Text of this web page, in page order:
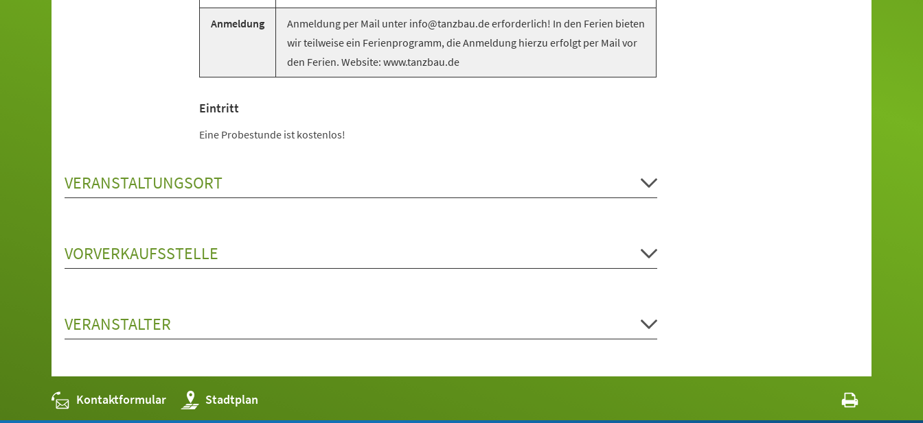
Anmeldung
Anmeldung per Mail unter info@tanzbau.de erforderlich! In den Ferien bieten
wir teilweise ein Ferienprogramm, die Anmeldung hierzu erfolgt per Mail vor
den Ferien. Website: www.tanzbau.de
Eintritt
Eine Probestunde ist kostenlos!
VERANSTALTUNGSORT
VORVERKAUFSSTELLE
VERANSTALTER
Kontaktformular Stadtplan
(Öffnet
in